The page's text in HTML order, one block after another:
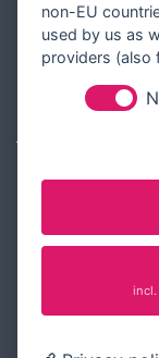
Ratgeber
Unsere Partner
Kontakt
Allgemeine
Datenschutz
Impressum
non-EU
used by us as
providers (also